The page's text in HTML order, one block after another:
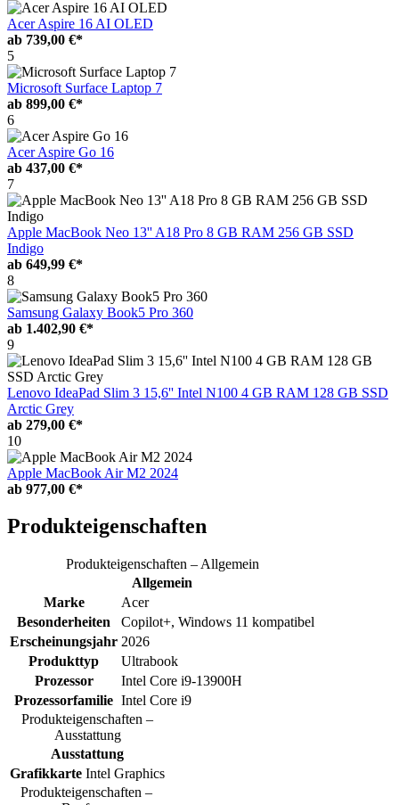
Acer Aspire 16 AI OLED
ab 739,00 €*
5
Microsoft Surface Laptop 7
ab 899,00 €*
6
Acer Aspire Go 16
ab 437,00 €*
7
Apple MacBook Neo 13'' A18 Pro 8 GB RAM 256 GB SSD
Indigo
ab 649,99 €*
8
Samsung Galaxy Book5 Pro 360
ab 1.402,90 €*
9
Lenovo IdeaPad Slim 3 15,6'' Intel N100 4 GB RAM 128 GB SSD
Arctic Grey
ab 279,00 €*
10
Apple MacBook Air M2 2024
ab 977,00 €*
Produkteigenschaften
Produkteigenschaften – Allgemein
Allgemein
Marke
Acer
Besonderheiten
Copilot+, Windows 11 kompatibel
Erscheinungsjahr 2026
Produkttyp
Ultrabook
Prozessor
Intel Core i9-13900H
Prozessorfamilie Intel Core i9
Produkteigenschaften –
Ausstattung
Ausstattung
Grafikkarte Intel Graphics
Produkteigenschaften –